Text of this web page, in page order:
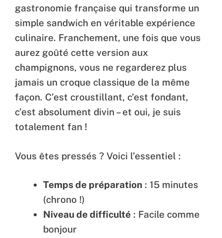
gastronomie française qui transforme un
simple sandwich en véritable expérience
culinaire. Franchement, une fois que vous
aurez goûté cette version aux
champignons, vous ne regarderez plus
jamais un croque classique de la même
façon. C’est croustillant, c’est fondant,
c’est absolument divin – et oui, je suis
totalement fan !
Vous êtes pressés ? Voici l’essentiel :
Temps de préparation : 15 minutes
(chrono !)
Niveau de difficulté : Facile comme
bonjour